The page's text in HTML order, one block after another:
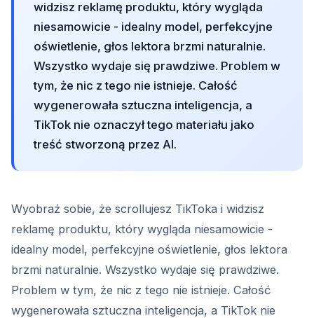
widzisz reklamę produktu, który wygląda
niesamowicie - idealny model, perfekcyjne
oświetlenie, głos lektora brzmi naturalnie.
Wszystko wydaje się prawdziwe. Problem w
tym, że nic z tego nie istnieje. Całość
wygenerowała sztuczna inteligencja, a
TikTok nie oznaczył tego materiału jako
treść stworzoną przez AI.
Wyobraź sobie, że scrollujesz TikToka i widzisz
reklamę produktu, który wygląda niesamowicie -
idealny model, perfekcyjne oświetlenie, głos lektora
brzmi naturalnie. Wszystko wydaje się prawdziwe.
Problem w tym, że nic z tego nie istnieje. Całość
wygenerowała sztuczna inteligencja, a TikTok nie